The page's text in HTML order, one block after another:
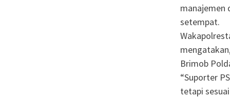
manajemen
setempat.
Brimob
“Suporter
tetapi